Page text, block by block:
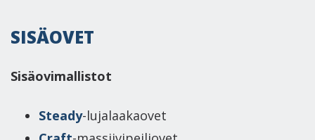
SISÄOVET
Sisäovimallistot
Steady-lujalaakaovet